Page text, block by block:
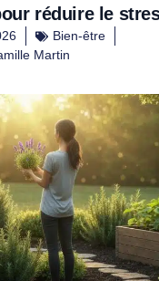
réduire le
Bien-être
Martin